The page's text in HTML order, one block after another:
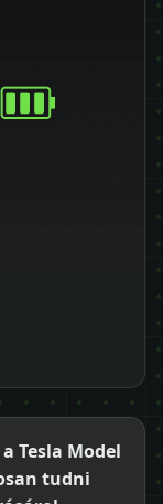
Tesla Model
tudni